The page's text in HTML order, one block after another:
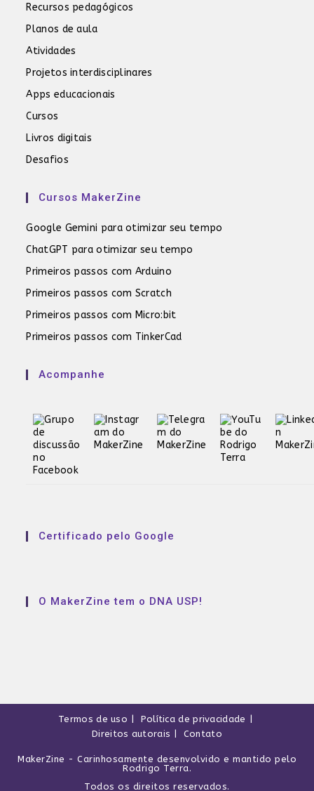
Recursos pedagógicos
Planos de aula
Atividades
Projetos interdisciplinares
Apps educacionais
Cursos
Livros digitais
Desafios
Cursos MakerZine
Google Gemini para otimizar seu tempo
ChatGPT para otimizar seu tempo
Primeiros passos com Arduino
Primeiros passos com Scratch
Primeiros passos com Micro:bit
Primeiros passos com TinkerCad
Acompanhe
Certificado pelo Google
O MakerZine tem o DNA USP!
Termos de uso
Política de privacidade
Direitos autorais
Contato
MakerZine - Carinhosamente desenvolvido e mantido pelo
Rodrigo Terra.
Todos os direitos reservados.